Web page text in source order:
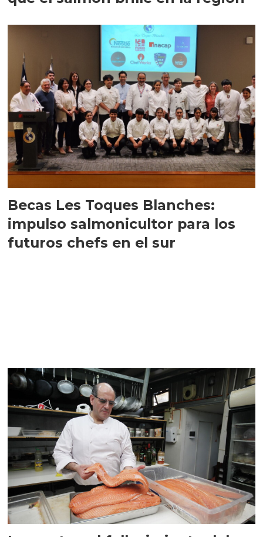
Becas Les Toques Blanches:
impulso salmonicultor para los
futuros chefs en el sur